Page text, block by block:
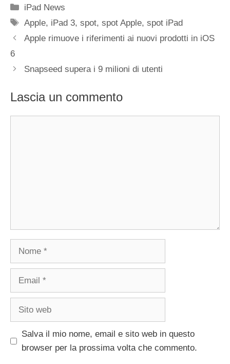
Categorie
iPad News
Tag
Apple, iPad 3,spot,spot Apple,spot iPad
Apple rimuove i riferimenti ai nuovi prodotti in iOS
6
Snapseed supera i 9 milioni di utenti
Lascia un commento
Nome
Email
Sito
Salva il mio nome, email e sito web in questo
browser per la prossima volta che commento.